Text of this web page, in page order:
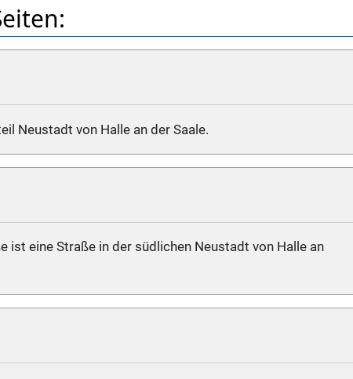
Neustadt von Halle an der Saale.
ist eine Straße in der südlichen Neustadt von Halle an